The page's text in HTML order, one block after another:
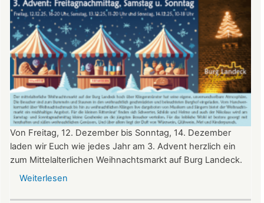
Von Freitag, 12. Dezember bis Sonntag, 14. Dezember
laden wir Euch wie jedes Jahr am 3. Advent herzlich ein
zum Mittelalterlichen Weihnachtsmarkt auf Burg Landeck.
Weiterlesen